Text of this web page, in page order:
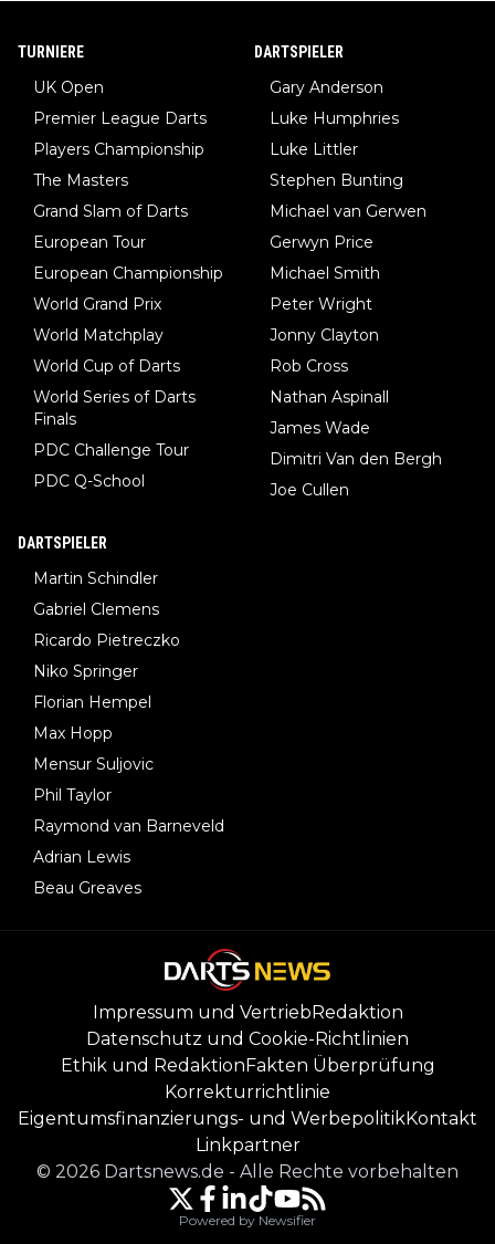
TURNIERE
UK Open
Premier League Darts
Players Championship
The Masters
Grand Slam of Darts
European Tour
European Championship
World Grand Prix
World Matchplay
World Cup of Darts
World Series of Darts
Finals
PDC Challenge Tour
PDC Q-School
DARTSPIELER
Gary Anderson
Luke Humphries
Luke Littler
Stephen Bunting
Michael van Gerwen
Gerwyn Price
Michael Smith
Peter Wright
Jonny Clayton
Rob Cross
Nathan Aspinall
James Wade
Dimitri Van den Bergh
Joe Cullen
DARTSPIELER
Martin Schindler
Gabriel Clemens
Ricardo Pietreczko
Niko Springer
Florian Hempel
Max Hopp
Mensur Suljovic
Phil Taylor
Raymond van Barneveld
Adrian Lewis
Beau Greaves
Impressum und VertriebRedaktion
Datenschutz und Cookie-Richtlinien
Ethik und RedaktionFakten Überprüfung
Korrekturrichtlinie
Eigentumsfinanzierungs- und WerbepolitikKontakt
Linkpartner
© 2026 Dartsnews.de - Alle Rechte vorbehalten
Powered by Newsifier